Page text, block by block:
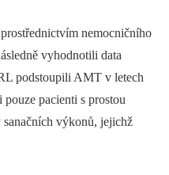
nemocničního
vyhodnotili data
podstoupili AMT v letech
pacienti s prostou
výkonů, jejichž